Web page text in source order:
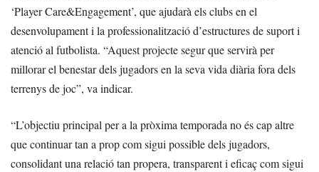
‘Player Care&Engagement’, que ajudarà els clubs en el
desenvolupament i la professionalització d’estructures de suport i
atenció al futbolista. “Aquest projecte segur que servirà per
millorar el benestar dels jugadors en la seva vida diària fora dels
terrenys de joc”, va indicar.
“L’objectiu principal per a la pròxima temporada no és cap altre
que continuar tan a prop com sigui possible dels jugadors,
consolidant una relació tan propera, transparent i eficaç com sigui